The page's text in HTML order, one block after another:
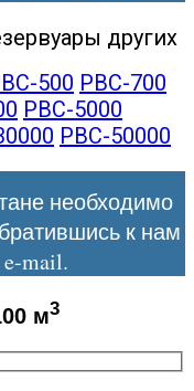
других
500 РВС-700
РВС-5000
РВС-50000
необходимо
к нам
mail.
м3